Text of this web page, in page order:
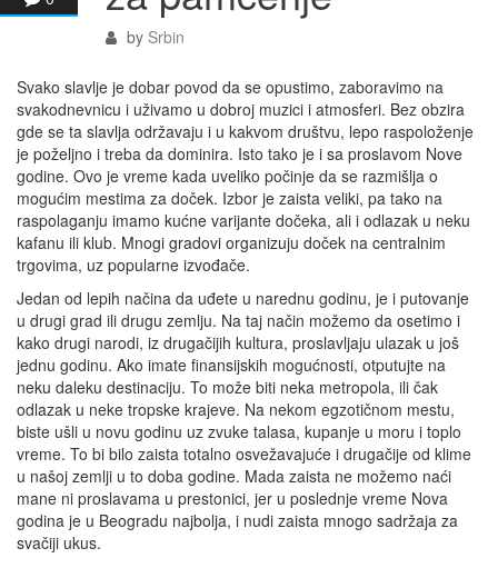
by Srbin
Svako slavlje je dobar povod da se opustimo, zaboravimo na
svakodnevnicu i uživamo u dobroj muzici i atmosferi. Bez obzira
gde se ta slavlja održavaju i u kakvom društvu, lepo raspoloženje
je poželjno i treba da dominira. Isto tako je i sa proslavom Nove
godine. Ovo je vreme kada uveliko počinje da se razmišlja o
mogućim mestima za doček. Izbor je zaista veliki, pa tako na
raspolaganju imamo kućne varijante dočeka, ali i odlazak u neku
kafanu ili klub. Mnogi gradovi organizuju doček na centralnim
trgovima, uz popularne izvođače.
Jedan od lepih načina da uđete u narednu godinu, je i putovanje
u drugi grad ili drugu zemlju. Na taj način možemo da osetimo i
kako drugi narodi, iz drugačijih kultura, proslavljaju ulazak u još
jednu godinu. Ako imate finansijskih mogućnosti, otputujte na
neku daleku destinaciju. To može biti neka metropola, ili čak
odlazak u neke tropske krajeve. Na nekom egzotičnom mestu,
biste ušli u novu godinu uz zvuke talasa, kupanje u moru i toplo
vreme. To bi bilo zaista totalno osvežavajuće i drugačije od klime
u našoj zemlji u to doba godine. Mada zaista ne možemo naći
mane ni proslavama u prestonici, jer u poslednje vreme Nova
godina je u Beogradu najbolja, i nudi zaista mnogo sadržaja za
svačiji ukus.